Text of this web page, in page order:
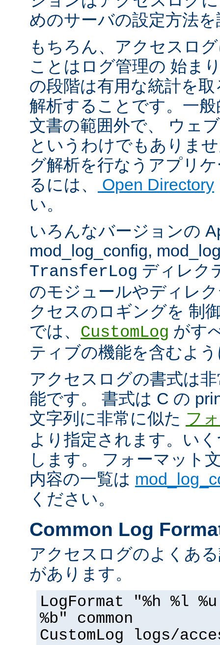
めのサーバの設定方法
もちろん、アクセスロ
ことはログ管理の 始ま
の段階は有用な統計を
解析することです。一
文書の範囲外で、 ウェ
というわけでもありま
グ解析を行なうアプリ
るには、
Open Directory
い。
いろんなバージョンの
mod_log_config,
TransferLog ディレク
のモジュールやディレ
クセスのロギングを 制
では、 CustomLog がす
ティブの機能を含むよ
アクセスログの書式は
能です。 書式は C の
文字列に非常に似た フ
より指定されます。い
します。 フォーマット
内容の一覧は
ください。
Common Log
アクセスログのよくあ
があります。
LogFormat "%h %l
%b" common
CustomLog logs/